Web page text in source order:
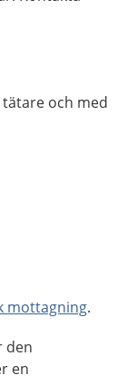
och med
mottagning.
den
en